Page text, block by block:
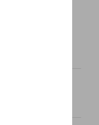
connaitre le prix
veuillez
recommandés